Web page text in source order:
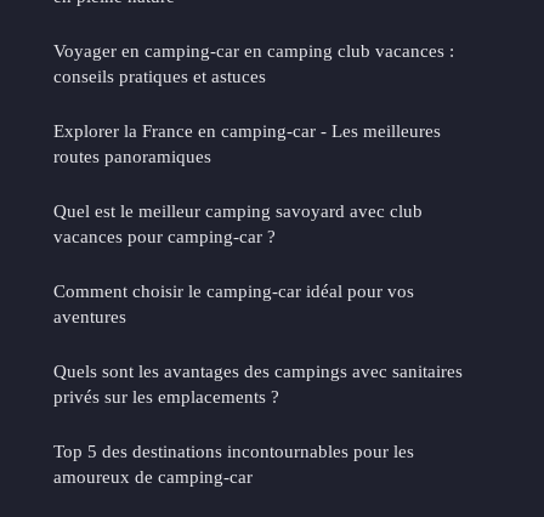
Voyager en camping-car en camping club vacances :
conseils pratiques et astuces
Explorer la France en camping-car - Les meilleures
routes panoramiques
Quel est le meilleur camping savoyard avec club
vacances pour camping-car ?
Comment choisir le camping-car idéal pour vos
aventures
Quels sont les avantages des campings avec sanitaires
privés sur les emplacements ?
Top 5 des destinations incontournables pour les
amoureux de camping-car